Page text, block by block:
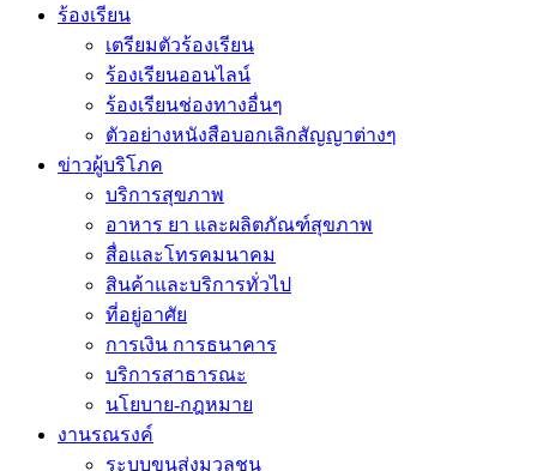
ร้องเรียน
เตรียมตัวร้องเรียน
ร้องเรียนออนไลน์
ร้องเรียนช่องทางอื่นๆ
ตัวอย่างหนังสือบอกเลิกสัญญาต่างๆ
ข่าวผู้บริโภค
บริการสุขภาพ
อาหาร ยา และผลิตภัณฑ์สุขภาพ
สื่อและโทรคมนาคม
สินค้าและบริการทั่วไป
ที่อยู่อาศัย
การเงิน การธนาคาร
บริการสาธารณะ
นโยบาย-กฎหมาย
งานรณรงค์
ระบบขนส่งมวลชน